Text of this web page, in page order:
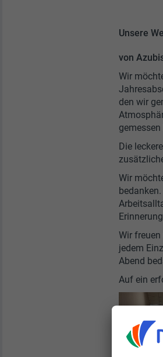
Unsere
von
Wir
den wir
Die
Wir
Wir
jedem
Abend
Auf ein